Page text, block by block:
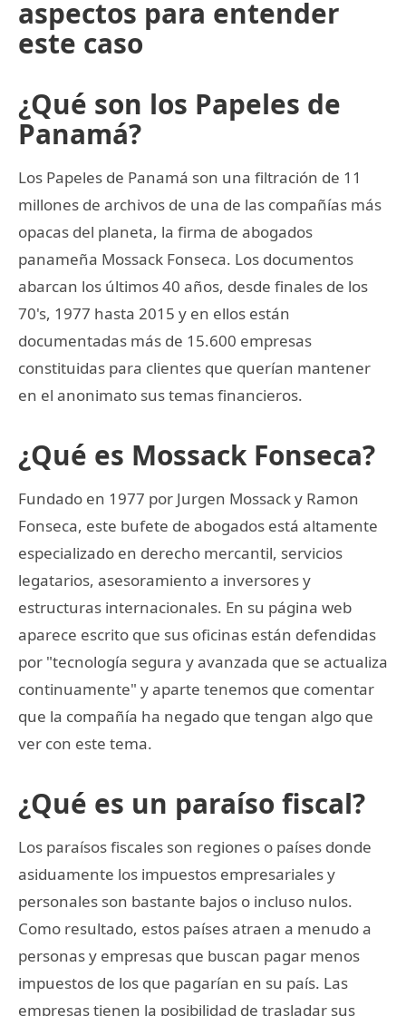
aspectos para entender
este caso
¿Qué son los Papeles de
Panamá?
Los Papeles de Panamá son una filtración de 11
millones de archivos de una de las compañías más
opacas del planeta, la firma de abogados
panameña Mossack Fonseca. Los documentos
abarcan los últimos 40 años, desde finales de los
70's, 1977 hasta 2015 y en ellos están
documentadas más de 15.600 empresas
constituidas para clientes que querían mantener
en el anonimato sus temas financieros.
¿Qué es Mossack Fonseca?
Fundado en 1977 por Jurgen Mossack y Ramon
Fonseca, este bufete de abogados está altamente
especializado en derecho mercantil, servicios
legatarios, asesoramiento a inversores y
estructuras internacionales. En su página web
aparece escrito que sus oficinas están defendidas
por "tecnología segura y avanzada que se actualiza
continuamente" y aparte tenemos que comentar
que la compañía ha negado que tengan algo que
ver con este tema.
¿Qué es un paraíso fiscal?
Los paraísos fiscales son regiones o países donde
asiduamente los impuestos empresariales y
personales son bastante bajos o incluso nulos.
Como resultado, estos países atraen a menudo a
personas y empresas que buscan pagar menos
impuestos de los que pagarían en su país. Las
empresas tienen la posibilidad de trasladar sus